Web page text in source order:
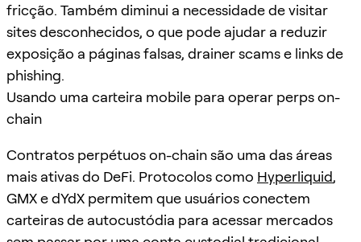
fricção. Também diminui a necessidade de visitar
sites desconhecidos, o que pode ajudar a reduzir
exposição a páginas falsas, drainer scams e links de
phishing.
Usando uma carteira mobile para operar perps on-
chain
Contratos perpétuos on-chain são uma das áreas
mais ativas do DeFi. Protocolos como Hyperliquid,
GMX e dYdX permitem que usuários conectem
carteiras de autocustódia para acessar mercados